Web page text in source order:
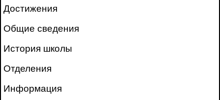
Достижения
Общие сведения
История школы
Отделения
Информация